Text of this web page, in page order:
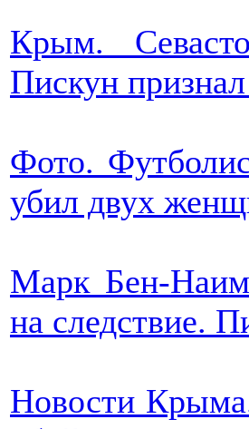
Крым.
Пискун
Фото.
убил двух
Марк Бен-
на следствие.
Новости